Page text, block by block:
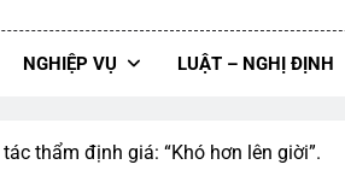
NGHIỆP VỤ LUẬT – NGHỊ ĐỊNH
thẩm định giá: “Khó hơn lên giời”.